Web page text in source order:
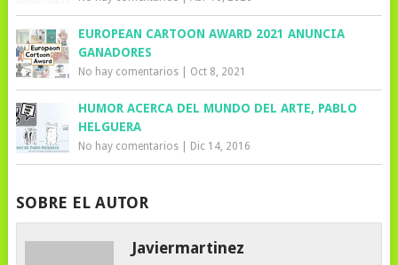
EUROPEAN CARTOON AWARD 2021 ANUNCIA
GANADORES
No hay comentarios| Oct 8, 2021
HUMOR ACERCA DEL MUNDO DEL ARTE, PABLO
HELGUERA
No hay comentarios| Dic 14, 2016
SOBRE EL AUTOR
Javiermartinez